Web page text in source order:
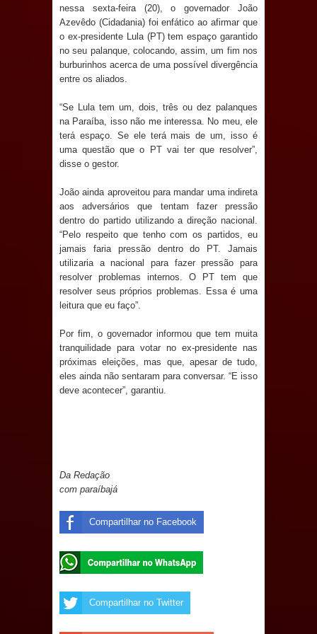
jurídico brasileiro, temas polêmicos;
Confira!
Prefeitura de Sapé promove
conscientização sobre saúde bucal
Caldas Brandão: gestão municipal
e aquece economia para Festa de
Santana
Saúde Bucal: Mais de 470 próteses
dentárias já foram entregues pela
Prefeitura de Sapé em 2026
Caldas Brandão: Tradicional Festa de
Santana 2026 será neste sábado (25)
lamenta a morte da ex-vereadora
Neta do Sindicato
Brasília recursos para nova Casa de
Acolhida e CRAS de Sapé
nessa sexta-feira (20), o governador João
Azevêdo (Cidadania) foi enfático ao afirmar que
o ex-presidente Lula (PT) tem espaço garantido
no seu palanque, colocando, assim, um fim nos
burburinhos acerca de uma possível divergência
entre os aliados.
“Se Lula tem um, dois, três ou dez palanques
na Paraíba, isso não me interessa. No meu, ele
terá espaço. Se ele terá mais de um, isso é
uma questão que o PT vai ter que resolver”,
disse o gestor.
João ainda aproveitou para mandar uma indireta
aos adversários que tentam fazer pressão
dentro do partido utilizando a direção nacional.
“Pelo respeito que tenho com os partidos, eu
jamais faria pressão dentro do PT. Jamais
utilizaria a nacional para fazer pressão para
resolver problemas internos. O PT tem que
resolver seus próprios problemas. Essa é uma
leitura que eu faço”.
Por fim, o governador informou que tem muita
tranquilidade para votar no ex-presidente nas
próximas eleições, mas que, apesar de tudo,
eles ainda não sentaram para conversar. “E isso
deve acontecer”, garantiu.
Da Redação
com paraíbajá
Compartilhar no Facebook
Compartilhar no Twitter